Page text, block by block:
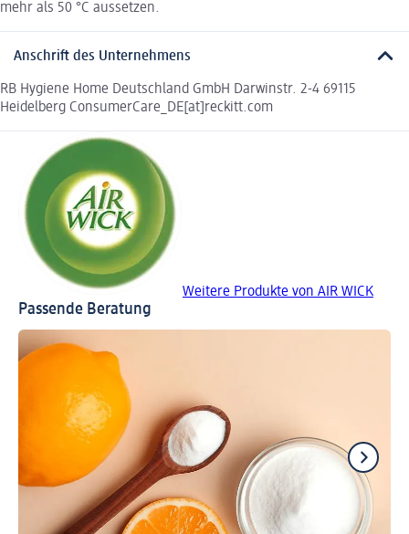
mehr als 50 °C aussetzen.
Anschrift des Unternehmens
RB Hygiene Home Deutschland GmbH Darwinstr. 2-4 69115
Heidelberg ConsumerCare_DE[at]reckitt.com
Weitere Produkte von AIR WICK
Passende Beratung